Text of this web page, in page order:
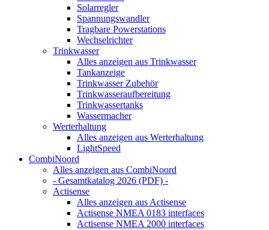
Solarregler
Spannungswandler
Tragbare Powerstations
Wechselrichter
Trinkwasser
Alles anzeigen aus Trinkwasser
Tankanzeige
Trinkwasser Zubehör
Trinkwasseraufbereitung
Trinkwassertanks
Wassermacher
Werterhaltung
Alles anzeigen aus Werterhaltung
LightSpeed
CombiNoord
Alles anzeigen aus CombiNoord
- Gesamtkatalog 2026 (PDF) -
Actisense
Alles anzeigen aus Actisense
Actisense NMEA 0183 interfaces
Actisense NMEA 2000 interfaces